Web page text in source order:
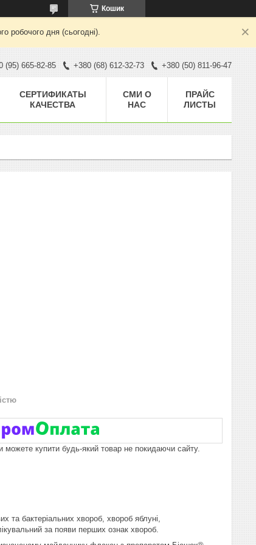
Кошик
робочого дня (сьогодні).
(95) 665-82-85 +380 (68) 612-32-73 +380 (50) 811-96-47
CЕРТИФИКАТЫ
КАЧЕСТВА
СМИ О
НАС
ПРАЙС
ЛИСТЫ
можете купити будь-який товар не покидаючи сайту.
та бактеріальних хвороб, хвороб яблуні,
за появи перших ознак хвороб.